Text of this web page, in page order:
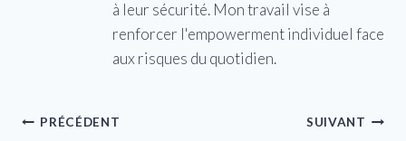
à leur sécurité. Mon travail vise à
renforcer l'empowerment individuel face
aux risques du quotidien.
Navigation
PRÉCÉDENT SUIVANT